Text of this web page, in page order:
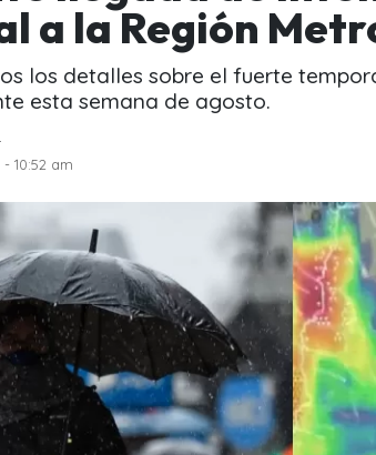
a la Región
los detalles sobre el fuerte
esta semana de agosto.
10:52 am